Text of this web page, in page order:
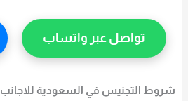
تواصل عبر واتساب
شروط التجنيس في السعودية للاجانب